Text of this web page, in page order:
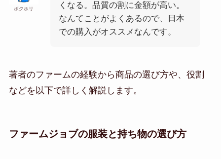
ボクホリ
くなる。品質の割に金額が高い。
なんてことがよくあるので、日本
での購入がオススメなんです。
著者のファームの経験から商品の選び方や、役割
などを以下で詳しく解説します。
ファームジョブの服装と持ち物の選び方